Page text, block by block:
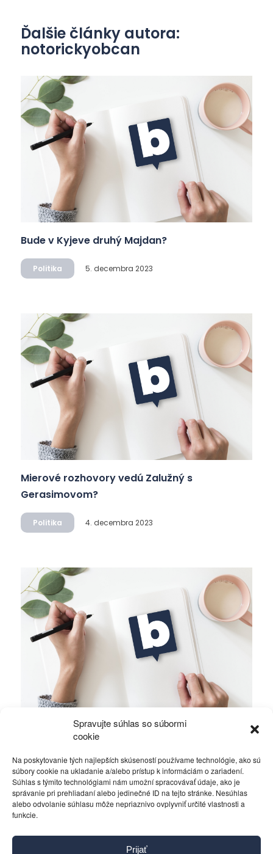
Spravujte súhlas so súbormi
cookie
Na poskytovanie tých najlepších skúseností používame technológie, ako sú
súbory cookie na ukladanie a/alebo prístup k informáciám o zariadení.
Súhlas s týmito technológiami nám umožní spracovávať údaje, ako je
správanie pri prehliadaní alebo jedinečné ID na tejto stránke. Nesúhlas
alebo odvolanie súhlasu môže nepriaznivo ovplyvniť určité vlastnosti a
funkcie.
Prijať
Ďalšie články autora:
notorickyobcan
Bude v Kyjeve druhý Majdan?
Politika 5. decembra 2023
Mierové rozhovory vedú Zalužný s
Gerasimovom?
Politika 4. decembra 2023
Ficova vláda a médiá…
Politika 4. decembra 2023
Kontakt
Pravidlá používania